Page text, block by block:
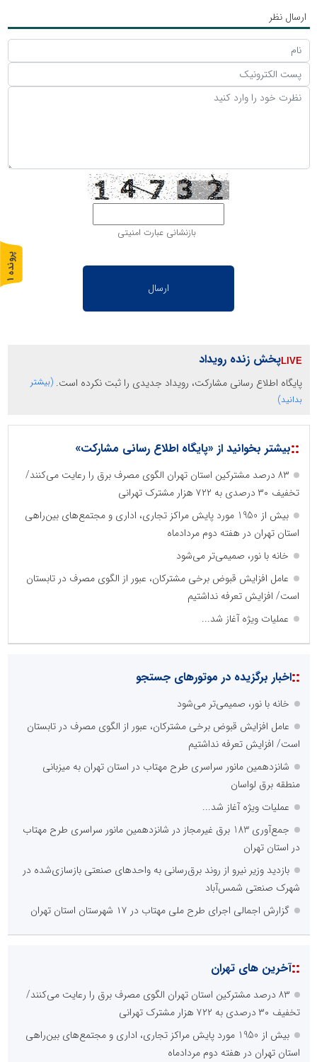
ارسال نظر
بازنشانی عبارت امنیتی
پخش زنده رویداد
پایگاه اطلاع رسانی مشارکت، رویداد جدیدی را ثبت نکرده است. (بیشتر
بدانید)
::بیشتر بخوانید از «پایگاه اطلاع رسانی مشارکت»
۸۳ درصد مشترکین استان تهران الگوی مصرف برق را رعایت می‌کنند/
تخفیف ۳۰ درصدی به ۷۲۲ هزار مشترک تهرانی
بیش از 1950 مورد پایش مراکز تجاری، اداری و مجتمع‌های بین‌راهی
استان تهران در هفته دوم مردادماه
خانه با نور، صمیمی‌تر می‌شود
عامل افزایش قبوض برخی مشترکان، عبور از الگوی مصرف در تابستان
است/ افزایش تعرفه نداشتیم
عملیات ویژه آغاز شد...
::اخبار برگزیده در موتورهای جستجو
خانه با نور، صمیمی‌تر می‌شود
عامل افزایش قبوض برخی مشترکان، عبور از الگوی مصرف در تابستان
است/ افزایش تعرفه نداشتیم
شانزدهمین مانور سراسری طرح مهتاب در استان تهران به میزبانی
منطقه برق لواسان
عملیات ویژه آغاز شد...
جمع‌آوری 183 برق غیرمجاز در شانزدهمین مانور سراسری طرح مهتاب
در استان تهران
بازدید وزیر نیرو از روند برق‌رسانی به واحدهای صنعتی بازسازی‌شده در
شهرک صنعتی شمس‌آباد
گزارش اجمالی اجرای طرح ملی مهتاب در ۱۷ شهرستان استان تهران
::آخرین های تهران
۸۳ درصد مشترکین استان تهران الگوی مصرف برق را رعایت می‌کنند/
تخفیف ۳۰ درصدی به ۷۲۲ هزار مشترک تهرانی
بیش از 1950 مورد پایش مراکز تجاری، اداری و مجتمع‌های بین‌راهی
استان تهران در هفته دوم مردادماه
پ
ر
و
ن
د
ه
1